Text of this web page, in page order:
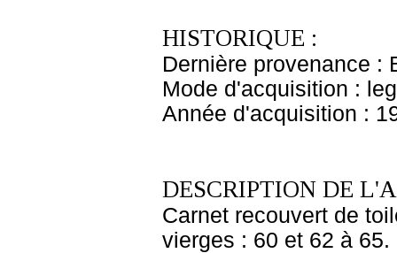
HISTORIQUE :
Dernière provenance :
Mode d'acquisition :
Année d'acquisition :
DESCRIPTION DE
Carnet recouvert de
vierges : 60 et 62 à